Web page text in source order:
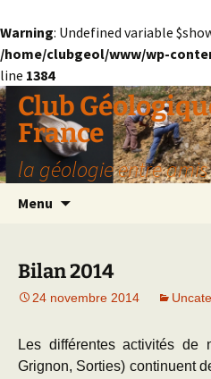
Warning: Undefined variable
/home/clubgeol/www/wp-
line 1384
Aller
au
contenu
Club
France
la géologie entre amis
Menu
Bilan 2014
24 novembre 2014
Les différentes activités de
Grignon, Sorties) continuent